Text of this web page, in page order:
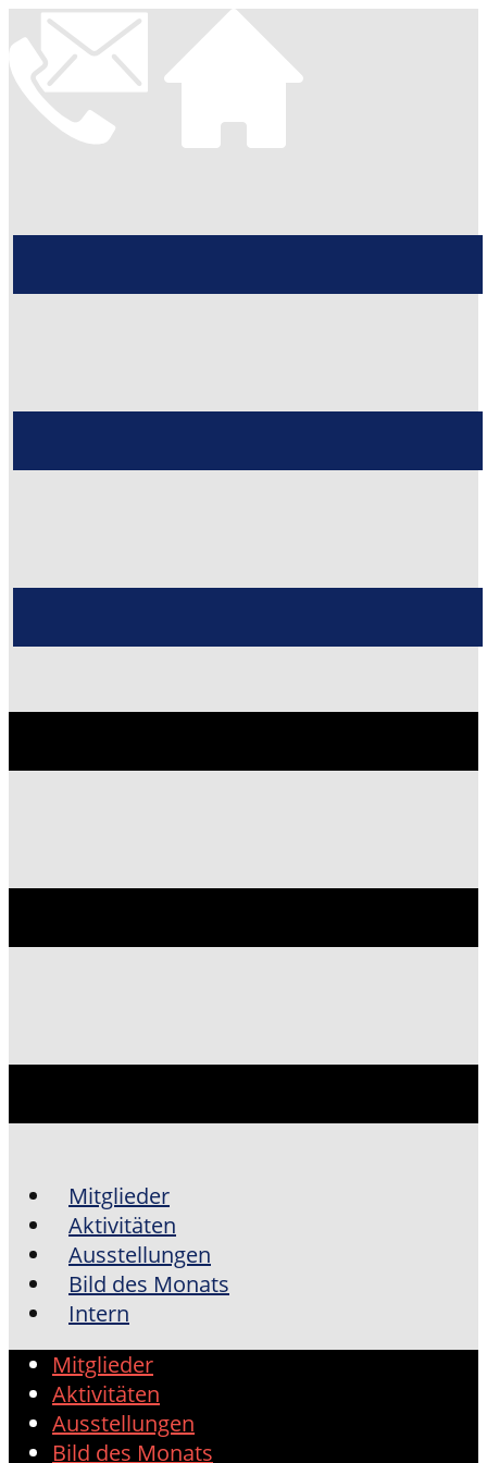
Mitglieder
Aktivitäten
Ausstellungen
Bild des Monats
Intern
Mitglieder
Aktivitäten
Ausstellungen
Bild des Monats